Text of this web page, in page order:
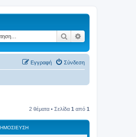
Αναζήτηση
Σύνδεση
Εγγραφή
2 θέματα • Σελίδα 1 από 1